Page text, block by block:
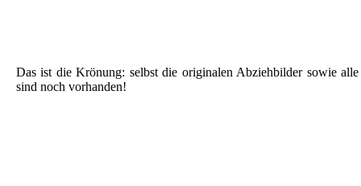
Das ist die Krönung: selbst die originalen Abziehbilder sowie
sind noch vorhanden!